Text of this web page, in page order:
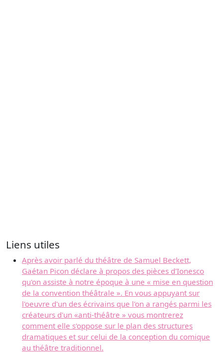
Liens utiles
Après avoir parlé du théâtre de Samuel Beckett,
Gaétan Picon déclare à propos des pièces d'Ionesco
qu'on assiste à notre époque à une « mise en question
de la convention théâtrale ». En vous appuyant sur
l'oeuvre d'un des écrivains que l'on a rangés parmi les
créateurs d'un «anti-théâtre » vous montrerez
comment elle s'oppose sur le plan des structures
dramatiques et sur celui de la conception du comique
au théâtre traditionnel.